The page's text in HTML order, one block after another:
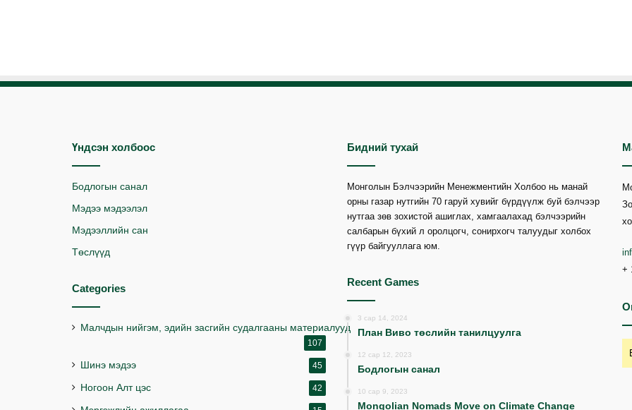
Үндсэн холбоос
Бодлогын санал
Мэдээ мэдээлэл
Мэдээллийн сан
Төслүүд
Categories
Малчдын нийгэм, эдийн засгийн судалгааны материалууд
107
Шинэ мэдээ 45
Ногоон Алт цэс 42
Бидний тухай
Монголын Бэлчээрийн Менежментийн Холбоо нь манай
орны газар нутгийн 70 гаруй хувийг бүрдүүлж буй бэлчээр
нутгаа зөв зохистой ашиглах, хамгаалахад бэлчээрийн
салбарын бүхий л оролцогч, сонирхогч талуудыг холбох
гүүр байгууллага юм.
Recent Games
3 сар 14, 2024
План Виво төслийн танилцуулга
12 сар 12, 2023
Бодлогын санал
10 сар 9, 2023
Mongolian Nomads Move on Climate Change
+